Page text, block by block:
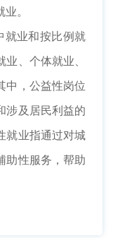
。
就业和按比例就
、个体就业、
中，公益性岗位
涉及居民利益的
就业指通过对城
助性服务，帮助